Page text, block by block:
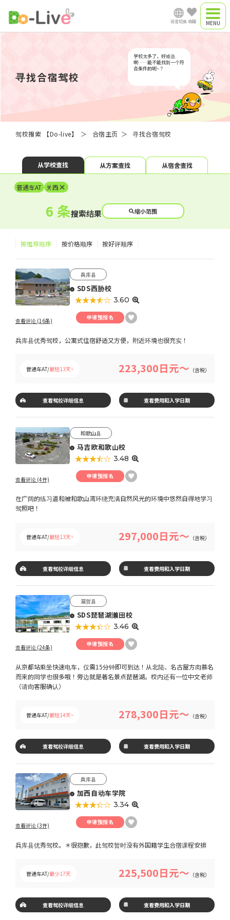
语言切换
中文简体
Vish t Nam
Myanmar
收藏
合宿方案
通学驾校（暂未开
放）
寻找合宿驾校
学校太多了，好难选
啊……能不能找到一个符
合条件的呢~？
驾校搜索 【Do-live】 合宿主页 寻找合宿驾校
从学校查找 从方案查找 从宿舍查找
普通车AT 关西×
6 条搜索结果 缩小范围
按推荐顺序 按价格顺序 按好评顺序
兵库县
SDS西胁校
★★★★★
☆☆☆☆☆ 3.60
查看评论 (16条) 申请预报名
兵库县优秀驾校，公寓式住宿舒适又方便，附近环境也很充实！
普通车AT/最短13天~ 223,300日元～ （含税）
查看驾校详细信息 查看费用和入学日期
和歌山县
马吉欧和歌山校
★★★★★
☆☆☆☆☆ 3.48
查看评论 (4件) 申请预报名
在广阔的练习道和被和歌山湾环绕充满自然风光的环境中悠然自得地学习
驾照吧！
普通车AT/最短13天~ 297,000日元～ （含税）
查看驾校详细信息 查看费用和入学日期
滋贺县
SDS琵琶湖濑田校
★★★★★
☆☆☆☆☆ 3.46
查看评论 (24条) 申请预报名
从京都站乘坐快速电车，仅需15分钟即可到达！从北陆、名古屋方向慕名
而来的同学也很多哦！旁边就是著名景点琵琶湖。校内还有一位中文老师
（请向客服确认）
普通车AT/最短14天~ 278,300日元～ （含税）
查看驾校详细信息 查看费用和入学日期
兵库县
加西自动车学院
★★★★★
☆☆☆☆☆ 3.34
查看评论 (3件) 申请预报名
兵库县优秀驾校。＊很抱歉，此驾校暂时没有外国籍学生合宿课程安排
普通车AT/最少17天 225,500日元～ （含税）
查看驾校详细信息 查看费用和入学日期